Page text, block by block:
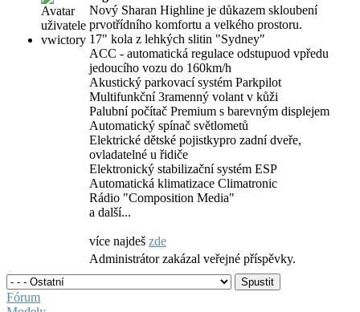
Nový Sharan Highline je důkazem skloubení
prvotřídního komfortu a velkého prostoru.
17" kola z lehkých slitin "Sydney"
ACC - automatická regulace odstupuod vpředu
jedoucího vozu do 160km/h
Akustický parkovací systém Parkpilot
Multifunkční 3ramenný volant v kůži
Palubní počítač Premium s barevným displejem
Automatický spínač světlometů
Elektrické dětské pojistkypro zadní dveře,
ovladatelné u řidiče
Elektronický stabilizační systém ESP
Automatická klimatizace Climatronic
Rádio "Composition Media"
a další...
více najdeš zde
Administrátor zakázal veřejné příspěvky.
Fórum